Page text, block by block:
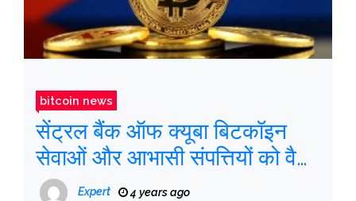
bitcoin news
सेंट्रल बैंक ऑफ क्यूबा बिटकॉइन
सेवाओं और आभासी संपत्तियों को वैध
करता है
Expert 4 years ago